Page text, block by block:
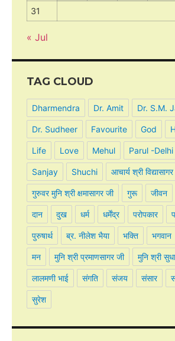
31
« Jul
TAG CLOUD
Dharmendra Dr. Amit Dr. S.M.
Dr. Sudheer Favourite God
Life Love Mehul Parul -Delhi
Sanjay Shuchi आचार्य श्री
गुरुवर मुनि श्री क्षमासागर जी गुरू जीवन
दान दुख धर्म धर्मेंद्र परोपकार
पुरुषार्थ ब्र. नीलेश भैया भक्ति भगवान
मन मुनि श्री प्रमाणसागर जी मुनि श्री
लालमणी भाई संगति संजय संसार
सुरेश